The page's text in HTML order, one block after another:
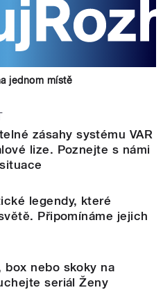
jednom místě
zásahy systému VAR
lize. Poznejte s námi
legendy, které
Připomínáme jejich
box nebo skoky na
seriál Ženy